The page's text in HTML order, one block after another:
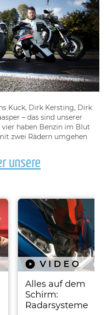
Kuck, Dirk Kersting, Dirk
– das sind unserer
haben Benzin im Blut
zwei Rädern umgehen
unsere
VIDEO
Alles auf dem
Schirm:
Radarsysteme